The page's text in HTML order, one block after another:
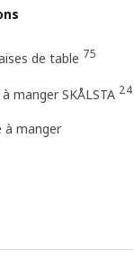
de table 75
manger SKÅLSTA 24
à manger